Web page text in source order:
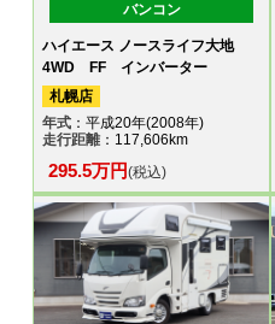
バンコン
ハイエース ノースライフ大地
4WD FF インバーター
札幌店
年式 ：平成20年(2008年)
走行距離：117,606km
295.5万円(税込)